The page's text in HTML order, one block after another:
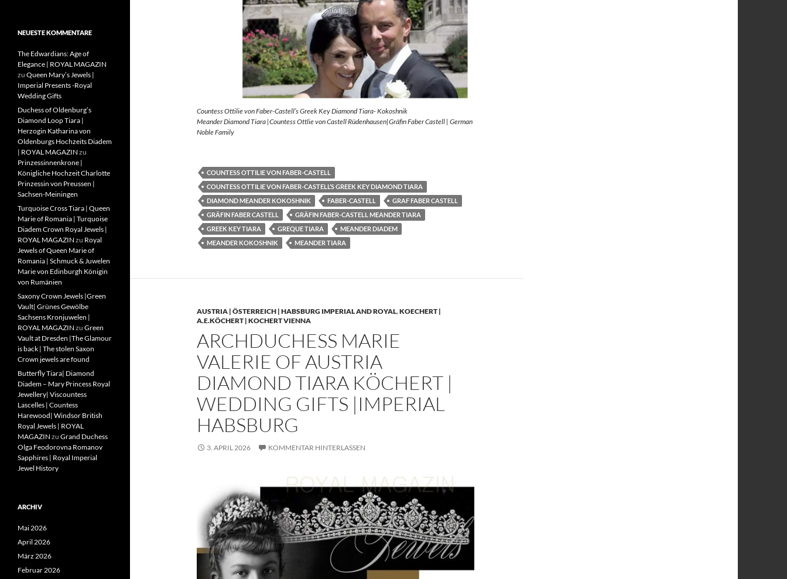
Countess Ottilie von Faber-Castell’s Greek Key Diamond Tiara- Kokoshnik
Meander Diamond Tiara |Countess Ottlie von Castell Rüdenhausen|Gräfin Faber Castell | German
Noble Family
COUNTESS OTTILIE VON FABER-CASTELL
COUNTESS OTTILIE VON FABER-CASTELL’S GREEK KEY DIAMOND TIARA
DIAMOND MEANDER KOKOSHNIK
FABER-CASTELL
GRAF FABER CASTELL
GRÄFIN FABER CASTELL
GRÄFIN FABER-CASTELL MEANDER TIARA
GREEK KEY TIARA
GREQUE TIARA
MEANDER DIADEM
MEANDER KOKOSHNIK
MEANDER TIARA
AUSTRIA | ÖSTERREICH | HABSBURG IMPERIAL AND ROYAL,KOECHERT |
A.E.KÖCHERT | KOCHERT VIENNA
ARCHDUCHESS MARIE
VALERIE OF AUSTRIA
DIAMOND TIARA KÖCHERT |
WEDDING GIFTS |IMPERIAL
HABSBURG
3. APRIL 2026 KOMMENTAR HINTERLASSEN
NEUESTE KOMMENTARE
The Edwardians: Age of
Elegance | ROYAL MAGAZIN
zu Queen Mary’s Jewels |
Imperial Presents -Royal
Wedding Gifts
Duchess of Oldenburg’s
Diamond Loop Tiara |
Herzogin Katharina von
Oldenburgs Hochzeits Diadem
| ROYAL MAGAZIN zu
Prinzessinnenkrone |
Königliche Hochzeit Charlotte
Prinzessin von Preussen |
Sachsen-Meiningen
Turquoise Cross Tiara | Queen
Marie of Romania | Turquoise
Diadem Crown Royal Jewels |
ROYAL MAGAZIN zu Royal
Jewels of Queen Marie of
Romania | Schmuck & Juwelen
Marie von Edinburgh Königin
von Rumänien
Saxony Crown Jewels |Green
Vault| Grünes Gewölbe
Sachsens Kronjuwelen |
ROYAL MAGAZIN zu Green
Vault at Dresden |The Glamour
is back | The stolen Saxon
Crown jewels are found
Butterfly Tiara| Diamond
Diadem – Mary Princess Royal
Jewellery| Viscountess
Lascelles | Countess
Harewood| Windsor British
Royal Jewels | ROYAL
MAGAZIN zu Grand Duchess
Olga Feodorovna Romanov
Sapphires | Royal Imperial
Jewel History
ARCHIV
Mai 2026
April 2026
März 2026
Februar 2026